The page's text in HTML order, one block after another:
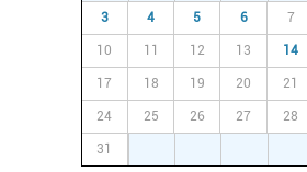
3 4 5 6 7
10 11 12 13 14
17 18 19 20 21
24 25 26 27 28
31